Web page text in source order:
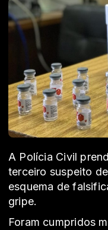
A Polícia Civil
terceiro suspeito
esquema de
gripe.
Foram cumpridos